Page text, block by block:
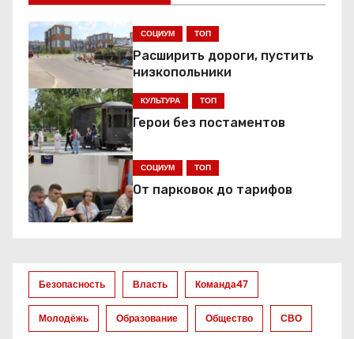
г
а
ц
и
я
п
о
а
п
СОЦИУМ ТОП
Расширить дороги, пустить
низкопольники
КУЛЬТУРА ТОП
Герои без постаментов
СОЦИУМ ТОП
От парковок до тарифов
Безопасность Власть Команда47
Молодёжь Образование Общество СВО